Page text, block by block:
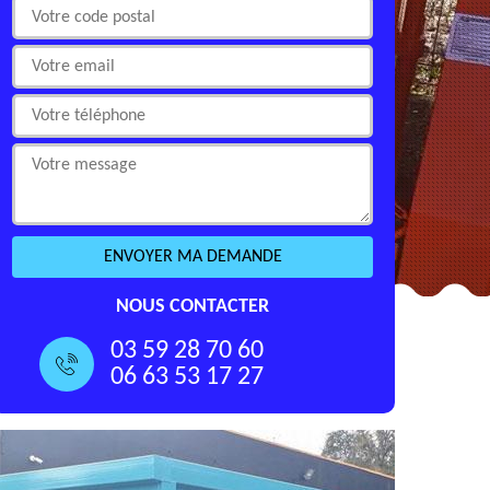
NOUS CONTACTER
03 59 28 70 60
06 63 53 17 27